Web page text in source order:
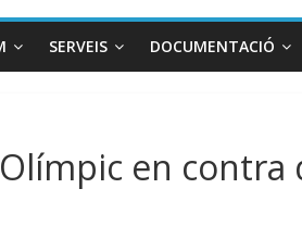
SERVEIS DOCUMENTACIÓ
en